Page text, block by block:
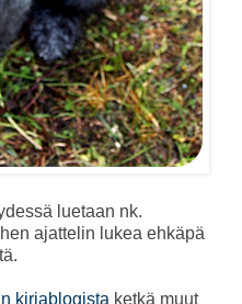
luetaan nk.
ajattelin lukea ehkäpä
kirjablogista ketkä muut